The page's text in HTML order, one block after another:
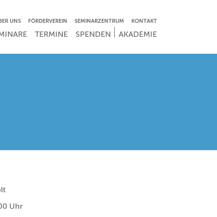
ÜBERSPRINGEN
UNS FÖRDERVEREIN SEMINARZENTRUM KONTAKT
ÜBERSPRINGEN
TERMINE SPENDEN AKADEMIE
Uhr